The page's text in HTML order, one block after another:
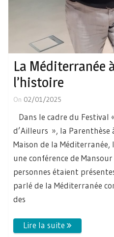
La Méditerranée
l’histoire
On 02/01/2025
Dans le cadre du Festival
d’Ailleurs », la
Maison de la
une conférence de
personnes étaient
parlé de la Méditerranée
des